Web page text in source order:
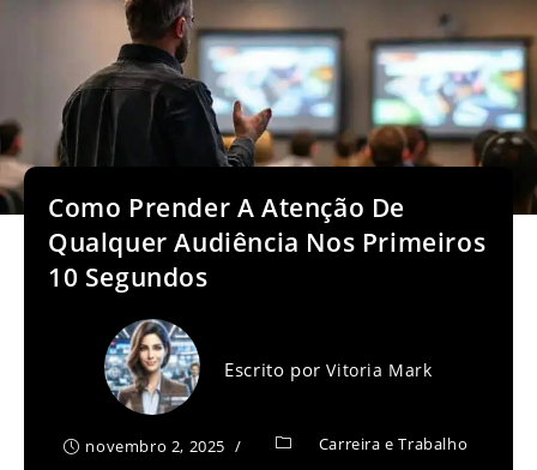
Como Prender A Atenção De
Qualquer Audiência Nos Primeiros
10 Segundos
Escrito porVitoria Mark
novembro 2, 2025 Carreira e Trabalho